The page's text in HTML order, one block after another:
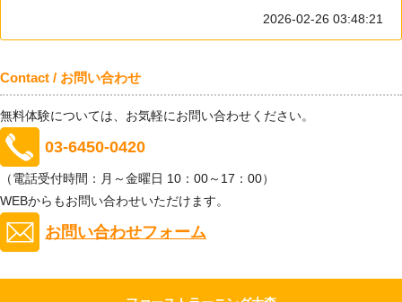
2026-02-26 03:48:21
Contact / お問い合わせ
無料体験については、お気軽にお問い合わせください。
03-6450-0420
（電話受付時間：月～金曜日 10：00～17：00）
WEBからもお問い合わせいただけます。
お問い合わせフォーム